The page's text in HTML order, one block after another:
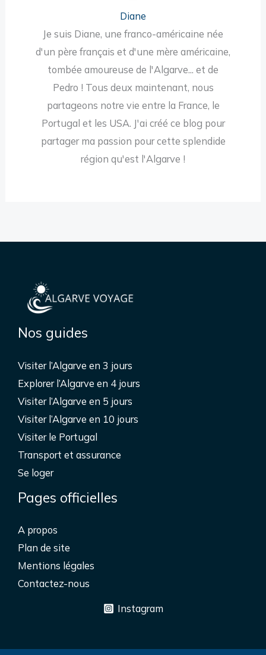
Diane
Je suis Diane, une franco-américaine née
d'un père français et d'une mère américaine,
tombée amoureuse de l'Algarve... et de
Pedro ! Tous deux maintenant, nous
partageons notre vie entre la France, le
Portugal et les USA. J'ai créé ce blog pour
partager ma passion pour cette splendide
région qu'est l'Algarve !
Nos guides
Visiter l’Algarve en 3 jours
Explorer l’Algarve en 4 jours
Visiter l’Algarve en 5 jours
Visiter l’Algarve en 10 jours
Visiter le Portugal
Transport et assurance
Se loger
Pages officielles
A propos
Plan de site
Mentions légales
Contactez-nous
Instagram